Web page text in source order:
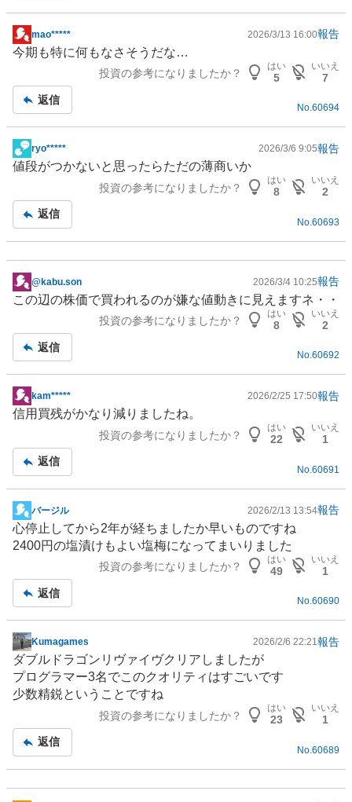
掲
示
事
mao***** 2026/3/13 16:00報告
今期も特に何もなさそうだな…
投資の参考になりましたか？
はい
5
いいえ
7
返信
No.60694
掲
示
事
ryo***** 2026/3/6 9:05報告
値段がつかないと思ったらただの薄商いか
投資の参考になりましたか？
はい
8
いいえ
2
返信
No. 60693
掲
示
事
@kabu.son 2026/3/4 10:25報告
この辺の株価で買われるのが嫌な値動きに見えますネ・・
投資の参考になりましたか？
はい
8
いいえ
2
返信
No.60692
掲
示
事
kam***** 2026/2/25 17:50報告
信用買残がかなり減りましたね。
投資の参考になりましたか？
はい
22
いいえ
1
返信
No. 60691
掲
示
板
バージル 2026/2/13 13:54報告
心停止してから2年が経ちましたか早いものですね
2400円の塩漬けもよい塩梅になってまいりました
投資の参考になりましたか？
はい
49
いいえ
1
返信
No.60690
掲
示
板
記
Kumagames 2026/2/6 22:21報告
ダブルドラゴンリヴァイヴクリアしましたが
プログラマー3名でこのクオリティはすごいです
少数精鋭ということですね
投資の参考になりましたか？
はい
23
いいえ
1
返信
No. 60689